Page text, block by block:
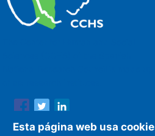
Esta página web usa